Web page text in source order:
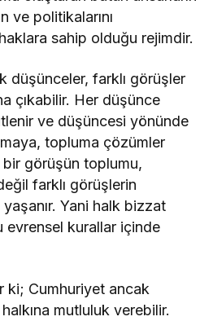
ve politikalarını
sahip olduğu rejimdir.
düşünceler, farklı görüşler
çıkabilir. Her düşünce
ve düşüncesi yönünde
topluma çözümler
bir görüşün toplumu,
farklı görüşlerin
Yani halk bizzat
evrensel kurallar içinde
ki; Cumhuriyet ancak
mutluluk verebilir.